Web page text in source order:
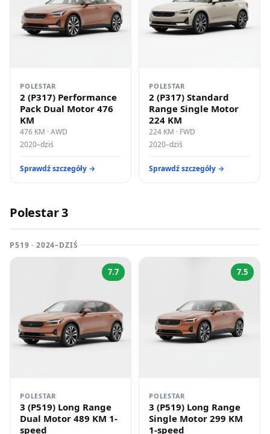
POLESTAR
2 (P317) Performance
Pack Dual Motor 476
KM
476 KM · AWD
2020–dziś
Sprawdź szczegóły →
POLESTAR
2 (P317) Standard
Range Single Motor
224 KM
224 KM · FWD
2020–dziś
Sprawdź szczegóły →
Polestar 3
P519 · 2024–DZIŚ
7.7
POLESTAR
3 (P519) Long Range
Dual Motor 489 KM 1-
speed
7.5
POLESTAR
3 (P519) Long Range
Single Motor 299 KM
1-speed